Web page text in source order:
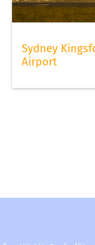
Sydney
Airport